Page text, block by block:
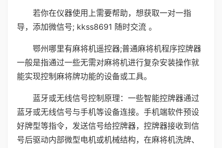
若你在仪器使用上需要帮助，想获取一对一指
导，添加微信号; kkss8691 随时交流 。
鄂州哪里有麻将机遥控器;普通麻将机程序控牌器
一般是指通过一些无需对麻将机进行复杂安装操作就
能实现控制麻将牌功能的设备或工具。
蓝牙或无线信号控制原理：一些智能控牌器通过
蓝牙或无线信号与手机等设备连接。手机端软件预设
好牌型等指令，发送信号给控牌器，控牌器接收到信
号后驱动内部微型电机或机械结构，在麻将机洗牌、